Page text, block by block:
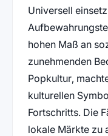
Universell
hohen Maß an
zunehmenden
Popkultur,
kulturellen
Fortschritts. Die
lokale Märkte zu